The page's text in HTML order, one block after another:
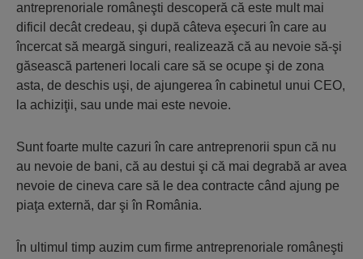
antreprenoriale româneşti descoperă că este mult mai
dificil decât credeau, şi după câteva eşecuri în care au
încercat să meargă singuri, realizează că au nevoie să-şi
găsească parteneri locali care să se ocupe şi de zona
asta, de deschis uşi, de ajungerea în cabinetul unui CEO,
la achiziţii, sau unde mai este nevoie.
Sunt foarte multe cazuri în care antreprenorii spun că nu
au nevoie de bani, că au destui şi că mai degrabă ar avea
nevoie de cineva care să le dea contracte când ajung pe
piaţa externă, dar şi în România.
În ultimul timp auzim cum firme antreprenoriale româneşti